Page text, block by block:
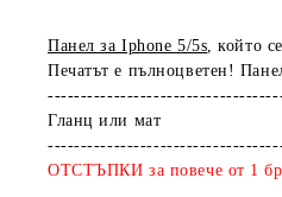
Панел за Iphone 5/5s, който
Печатът е пълноцветен!
Гланц или мат
ОТСТЪПКИ за повече от 1 бр.